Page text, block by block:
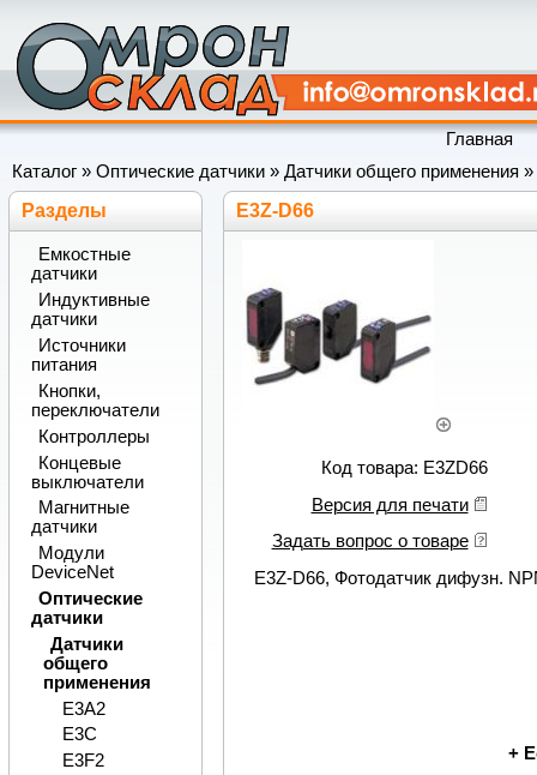
Главная
Каталог » Оптические датчики » Датчики общего применения »
E3Z-D66
Код товара: E3ZD66
Версия для печати
Задать вопрос о товаре
E3Z-D66, Фотодатчик дифузн.
+
Разделы
Емкостные
датчики
Индуктивные
датчики
Источники
питания
Кнопки,
переключатели
Контроллеры
Концевые
выключатели
Магнитные
датчики
Модули
DeviceNet
Оптические
датчики
Датчики
общего
применения
E3A2
E3C
E3F2